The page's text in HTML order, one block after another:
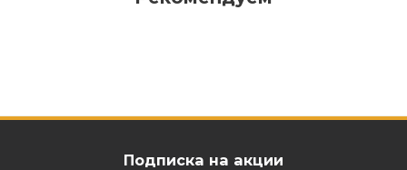
Подписка на акции